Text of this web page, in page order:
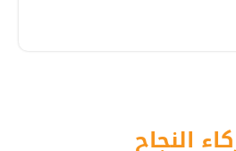
النجاح